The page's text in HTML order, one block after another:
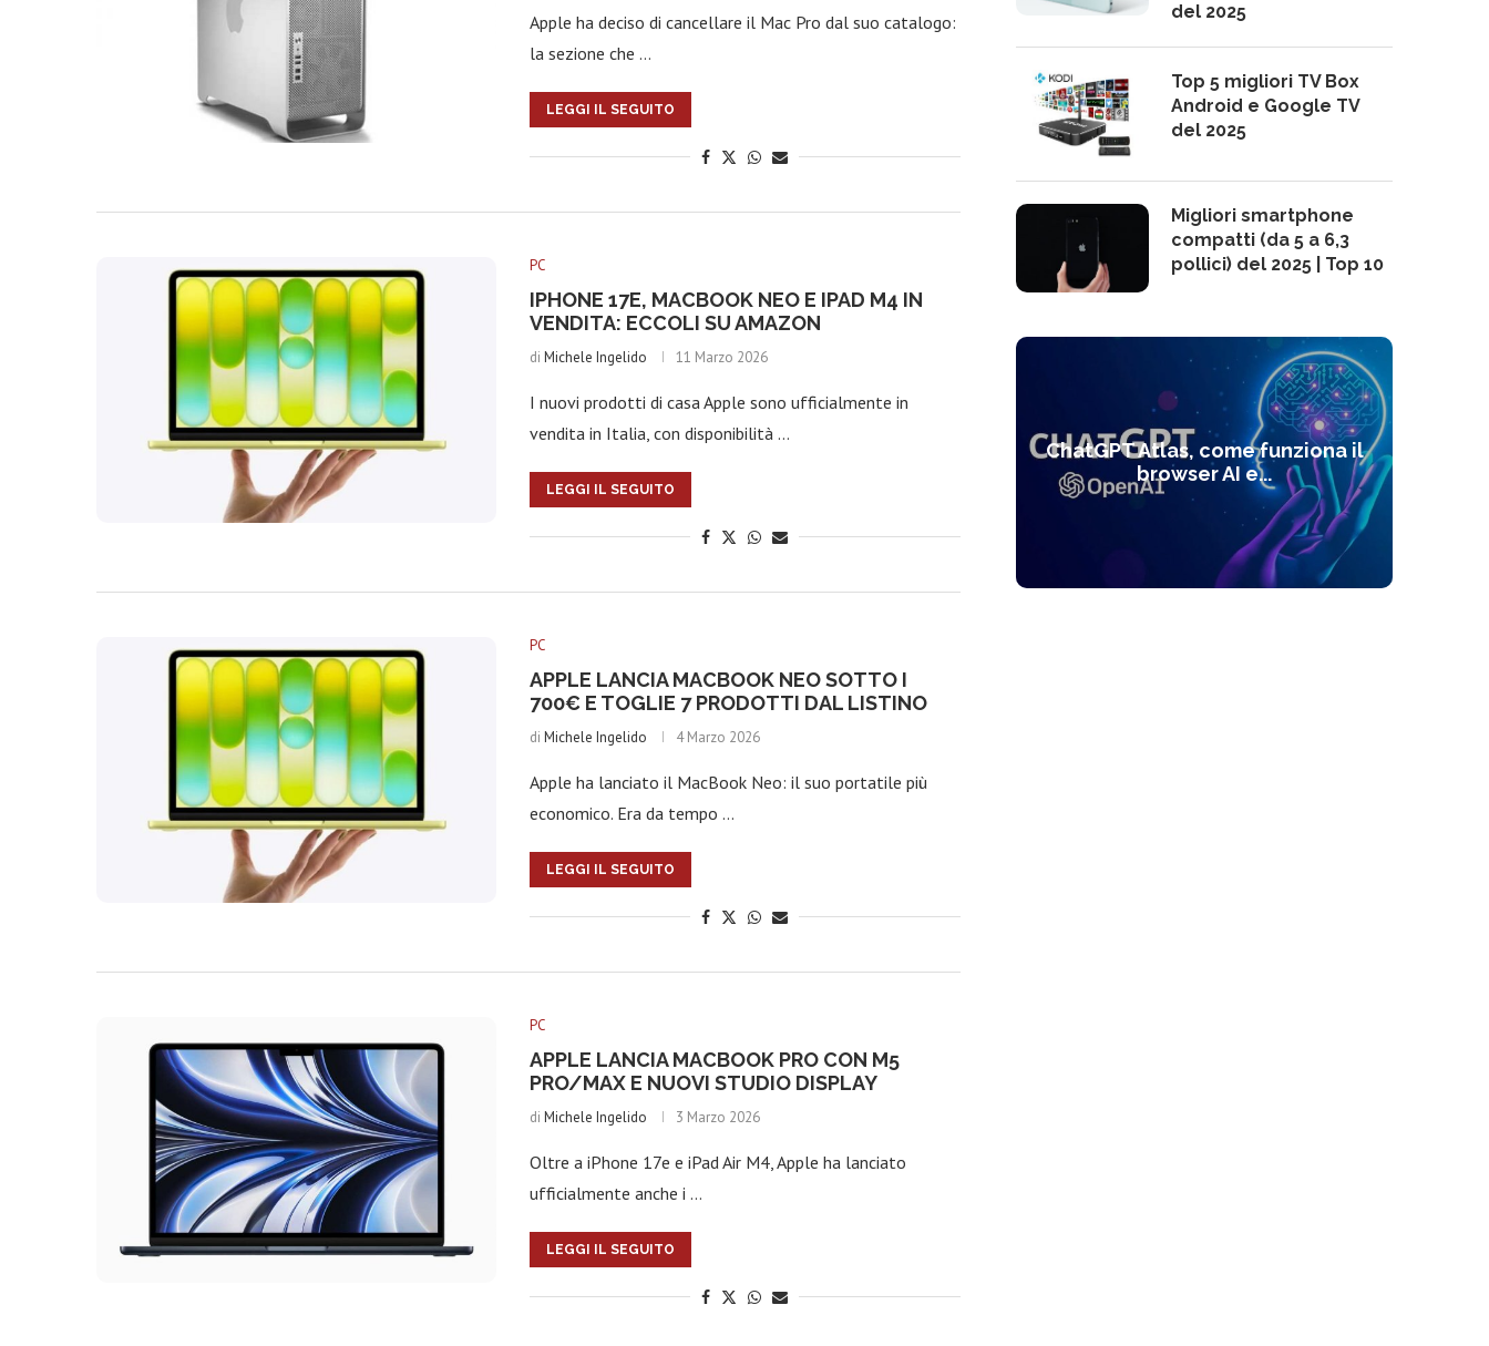
Apple ha deciso di cancellare il Mac Pro dal suo catalogo:
la sezione che …
LEGGI IL SEGUITO
PC
IPHONE 17E, MACBOOK NEO E IPAD M4 IN
VENDITA: ECCOLI SU AMAZON
di Michele Ingelido 11 Marzo 2026
I nuovi prodotti di casa Apple sono ufficialmente in
vendita in Italia, con disponibilità …
LEGGI IL SEGUITO
PC
APPLE LANCIA MACBOOK NEO SOTTO I
700€ E TOGLIE 7 PRODOTTI DAL LISTINO
di Michele Ingelido 4 Marzo 2026
Apple ha lanciato il MacBook Neo: il suo portatile più
economico. Era da tempo …
LEGGI IL SEGUITO
PC
APPLE LANCIA MACBOOK PRO CON M5
PRO/MAX E NUOVI STUDIO DISPLAY
di Michele Ingelido 3 Marzo 2026
Oltre a iPhone 17e e iPad Air M4, Apple ha lanciato
ufficialmente anche i …
LEGGI IL SEGUITO
del 2025
Top 5 migliori TV Box
Android e Google TV
del 2025
Migliori smartphone
compatti (da 5 a 6,3
pollici) del 2025 | Top 10
ChatGPT Atlas, come funziona il
browser AI e...